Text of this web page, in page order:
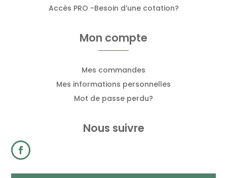
Accès PRO -Besoin d’une cotation?
Mon compte
Mes commandes
Mes informations personnelles
Mot de passe perdu?
Nous suivre